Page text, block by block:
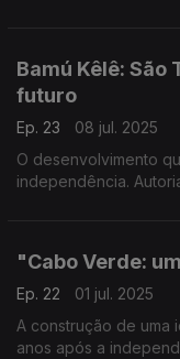
Bamú Kêlê: São
futuro
Ep. 23
08 jul. 2025
O desenvolvimento
independência.
"Cabo Verde:
Ep. 22
01 jul. 2025
A construção de uma
anos após a